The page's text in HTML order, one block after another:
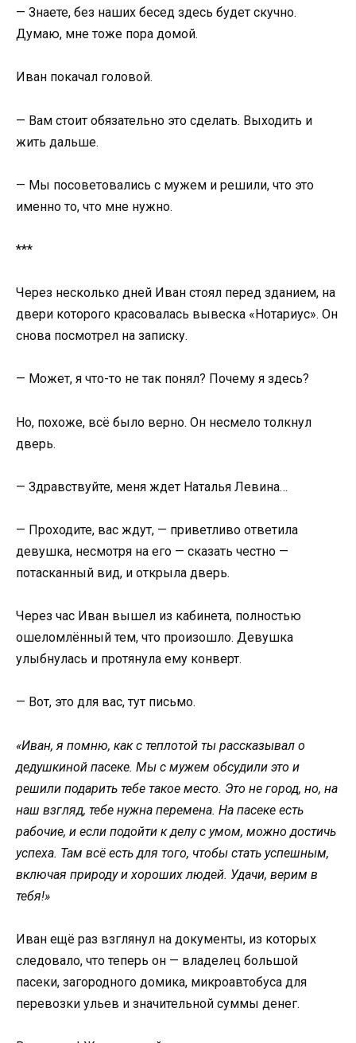
— Знаете, без наших бесед здесь будет скучно.
Думаю, мне тоже пора домой.
Иван покачал головой.
— Вам стоит обязательно это сделать. Выходить и
жить дальше.
— Мы посоветовались с мужем и решили, что это
именно то, что мне нужно.
***
Через несколько дней Иван стоял перед зданием, на
двери которого красовалась вывеска «Нотариус». Он
снова посмотрел на записку.
— Может, я что-то не так понял? Почему я здесь?
Но, похоже, всё было верно. Он несмело толкнул
дверь.
— Здравствуйте, меня ждет Наталья Левина…
— Проходите, вас ждут, — приветливо ответила
девушка, несмотря на его — сказать честно —
потасканный вид, и открыла дверь.
Через час Иван вышел из кабинета, полностью
ошеломлённый тем, что произошло. Девушка
улыбнулась и протянула ему конверт.
— Вот, это для вас, тут письмо.
«Иван, я помню, как с теплотой ты рассказывал о
дедушкиной пасеке. Мы с мужем обсудили это и
решили подарить тебе такое место. Это не город, но, на
наш взгляд, тебе нужна перемена. На пасеке есть
рабочие, и если подойти к делу с умом, можно достичь
успеха. Там всё есть для того, чтобы стать успешным,
включая природу и хороших людей. Удачи, верим в
тебя!»
Иван ещё раз взглянул на документы, из которых
следовало, что теперь он — владелец большой
пасеки, загородного домика, микроавтобуса для
перевозки ульев и значительной суммы денег.